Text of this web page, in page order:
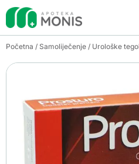
Početna / Samoliječenje / Urološke